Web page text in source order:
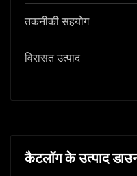
तकनीकी सहयोग
विरासत उत्पाद
कैटलॉग के उत्पाद